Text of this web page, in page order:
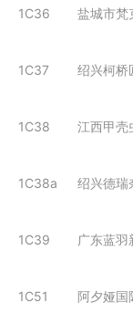
1C36 盐城市梵
1C37 绍兴柯桥
1C38 江西甲壳
1C38a 绍兴德瑞
1C39 广东蓝羽
1C51 阿夕娅国